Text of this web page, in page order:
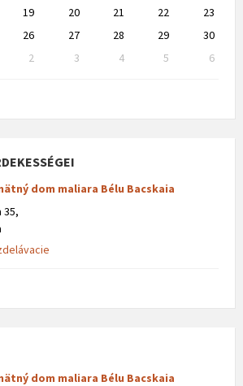
19 20 21 22
23
26 27 28 29
30
2 3 4 5
6
dom maliara Bélu Bacskaia
35,
dom maliara Bélu Bacskaia